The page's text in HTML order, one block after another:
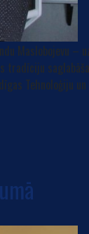
Maslobojevu –
Tehnoloģiju